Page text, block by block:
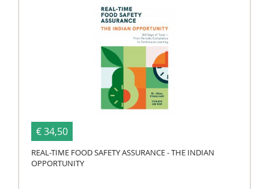
€ 34,50
REAL-TIME FOOD SAFETY ASSURANCE - THE INDIAN
OPPORTUNITY